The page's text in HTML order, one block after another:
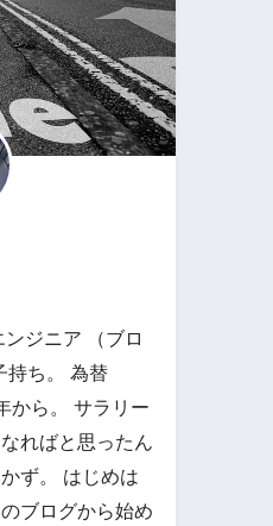
ジニア （ブロ
ち。 為替
から。 サラリー
ればと思ったん
ず。 はじめは
のブログから始め